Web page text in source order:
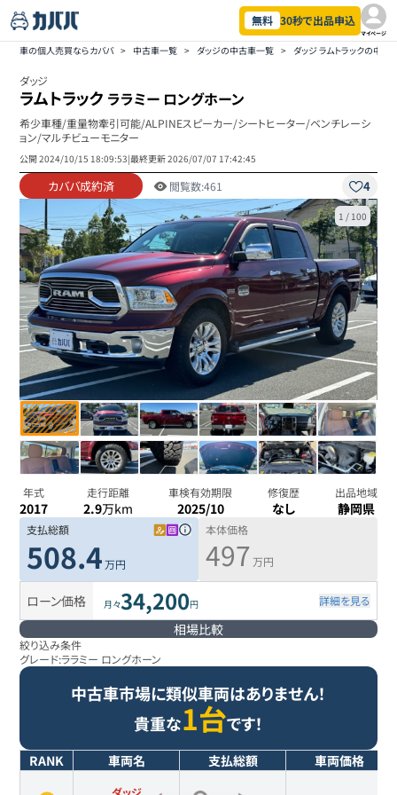
無料 30秒で出品申込
マイページ
車の個人売買ならカババ > 中古車一覧 > ダッジの中古車一覧 > ダッジ ラムトラックの中古
ダッジ
ラムトラック ララミー ロングホーン
希少車種/重量物牽引可能/ALPINEスピーカー/シートヒーター/ベンチレーシ
ョン/マルチビューモニター
公開2024/10/15 18:09:53|最終更新2026/07/07 17:42:45
カババ成約済 閲覧数:461 4
1 / 100
年式
2017
走行距離
2.9万km
車検有効期限
2025/10
修復歴
なし
出品地域
静岡県
支払総額
508.4 万円
本体価格
497 万円
ローン価格 月々34,200円 詳細を見る
相場比較
絞り込み条件
グレード:ララミー ロングホーン
中古車市場に類似車両はありません！
貴重な1台です！
RANK 車両名 支払総額 車両価格
ダッジ